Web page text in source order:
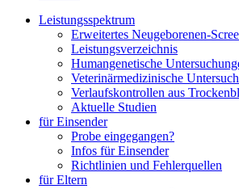
Leistungsspektrum
Erweitertes Neugeborenen-
Leistungsverzeichnis
Humangenetische
Veterinärmedizinische
Verlaufskontrollen aus
Aktuelle Studien
für Einsender
Probe eingegangen?
Infos für Einsender
Richtlinien und Fehlerquellen
für Eltern